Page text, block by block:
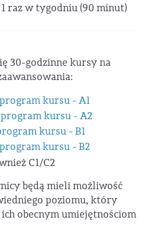
raz w tygodniu (90 minut)
30-godzinne kursy na
program kursu - A1
program kursu - A2
kursu - B1
program kursu - B2
C1/C2
będą mieli możliwość
poziomu, który
obecnym umiejętnościom